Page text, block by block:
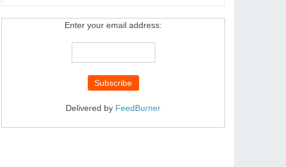
Enter your email address:
Delivered by FeedBurner